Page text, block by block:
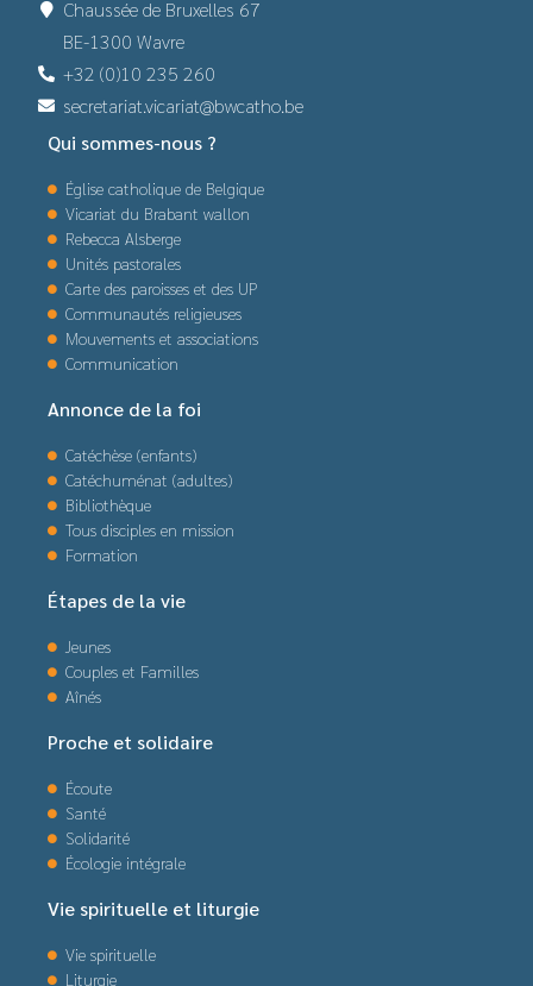
Chaussée de Bruxelles 67
BE-1300 Wavre
+32 (0)10 235 260
secretariat.vicariat@bwcatho.be
Qui sommes-nous ?
Église catholique de Belgique
Vicariat du Brabant wallon
Rebecca Alsberge
Unités pastorales
Carte des paroisses et des UP
Communautés religieuses
Mouvements et associations
Communication
Annonce de la foi
Catéchèse (enfants)
Catéchuménat (adultes)
Bibliothèque
Tous disciples en mission
Formation
Étapes de la vie
Jeunes
Couples et Familles
Aînés
Proche et solidaire
Écoute
Santé
Solidarité
Écologie intégrale
Vie spirituelle et liturgie
Vie spirituelle
Liturgie